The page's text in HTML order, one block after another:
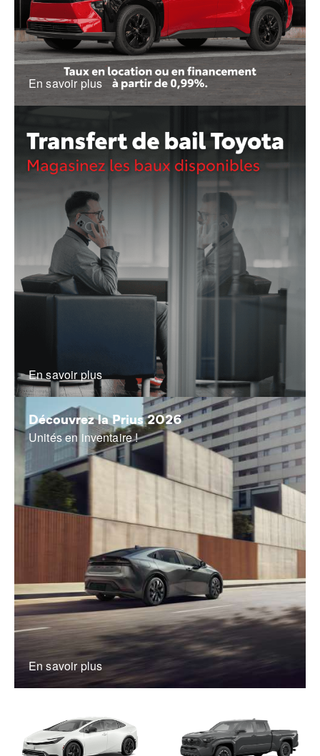
En savoir plus
En savoir plus
Découvrez la Prius 2026
Unités en inventaire !
En savoir plus